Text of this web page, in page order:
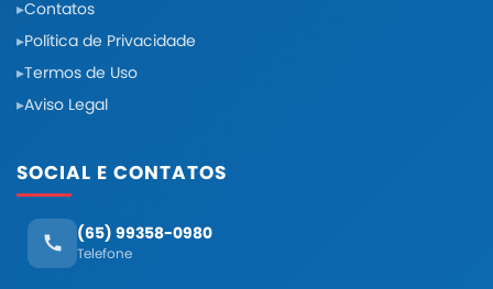
Contatos
Política de Privacidade
Termos de Uso
Aviso Legal
SOCIAL E CONTATOS
(65) 99358-0980
Telefone